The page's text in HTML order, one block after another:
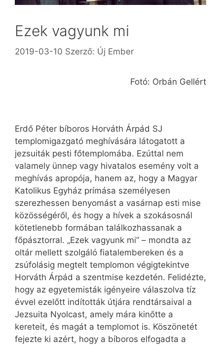
Ezek vagyunk mi
2019-03-10 Szerző: Új Ember
Fotó: Orbán Gellért
Erdő Péter bíboros Horváth Árpád SJ
templomigazgató meghívására látogatott a
jezsuiták pesti főtemplomába. Ezúttal nem
valamely ünnep vagy hivatalos esemény volt a
meghívás apropója, hanem az, hogy a Magyar
Katolikus Egyház prímása személyesen
szerezhessen benyomást a vasárnap esti mise
közösségéről, és hogy a hívek a szokásosnál
kötetlenebb formában találkozhassanak a
főpásztorral. „Ezek vagyunk mi” – mondta az
oltár mellett szolgáló fiatalembereken és a
zsúfolásig megtelt templomon végigtekintve
Horváth Árpád a szentmise kezdetén. Felidézte,
hogy az egyetemisták igényeire válaszolva tíz
évvel ezelőtt indították útjára rendtársaival a
Jezsuita Nyolcast, amely mára kinőtte a
kereteit, és magát a templomot is. Köszönetét
fejezte ki azért, hogy a bíboros elfogadta a